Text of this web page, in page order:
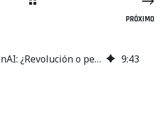
PRÓXIMO
Atlas de OpenAI: ¿Revolución o pesadilla para la privacidad? 9:43